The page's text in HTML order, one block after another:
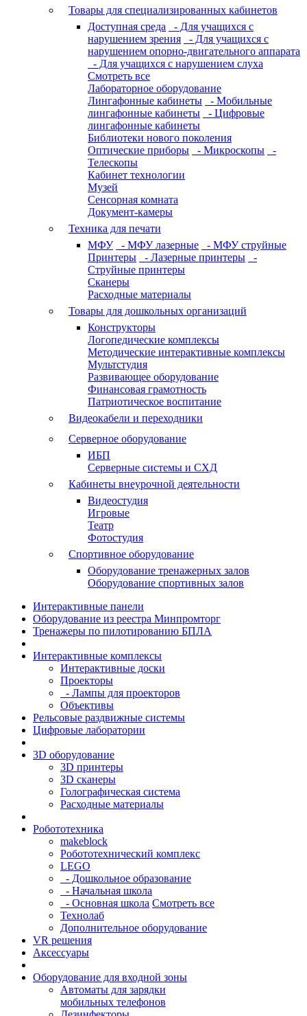
Товары для специализированных кабинетов
Доступная среда
- Для учащихся с
нарушением зрения
- Для учащихся с
нарушением опорно-двигательного аппарата
- Для учащихся с нарушением слуха
Смотреть все
Лабораторное оборудование
Лингафонные кабинеты
- Мобильные
лингафонные кабинеты
- Цифровые
лингафонные кабинеты
Библиотеки нового поколения
Оптические приборы
- Микроскопы
-
Телескопы
Кабинет технологии
Музей
Сенсорная комната
Документ-камеры
Техника для печати
МФУ
- МФУ лазерные
- МФУ струйные
Принтеры
- Лазерные принтеры
-
Струйные принтеры
Сканеры
Расходные материалы
Товары для дошкольных организаций
Конструкторы
Логопедические комплексы
Методические интерактивные комплексы
Мультстудия
Развивающее оборудование
Финансовая грамотность
Патриотическое воспитание
Видеокабели и переходники
Серверное оборудование
ИБП
Серверные системы и СХД
Кабинеты внеурочной деятельности
Видеостудия
Игровые
Театр
Фотостудия
Спортивное оборудование
Оборудование тренажерных залов
Оборудование спортивных залов
Интерактивные панели
Оборудование из реестра Минпромторг
Тренажеры по пилотированию БПЛА
Интерактивные комплексы
Интерактивные доски
Проекторы
- Лампы для проекторов
Объективы
Рельсовые раздвижные системы
Цифровые лаборатории
3D оборудование
3D принтеры
3D сканеры
Голографическая система
Расходные материалы
Робототехника
makeblock
Робототехнический комплекс
LEGO
- Дошкольное образование
- Начальная школа
- Основная школа Смотреть все
Технолаб
Дополнительное оборудование
VR решения
Аксессуары
Оборудование для входной зоны
Автоматы для зарядки
мобильных телефонов